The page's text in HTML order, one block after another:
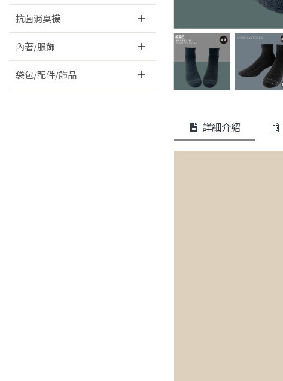
抗菌消臭襪
內著/服飾
袋包/配件/飾品
詳細介紹